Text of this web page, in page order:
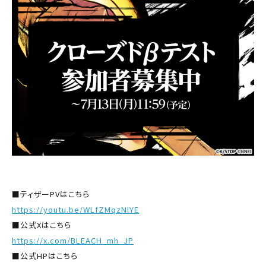
■ティザーPVはこちら
https://youtu.be/WLfZMqzNlYE
■公式Xはこちら
https://x.com/BLEACH_mh_JP
■公式HPはこちら